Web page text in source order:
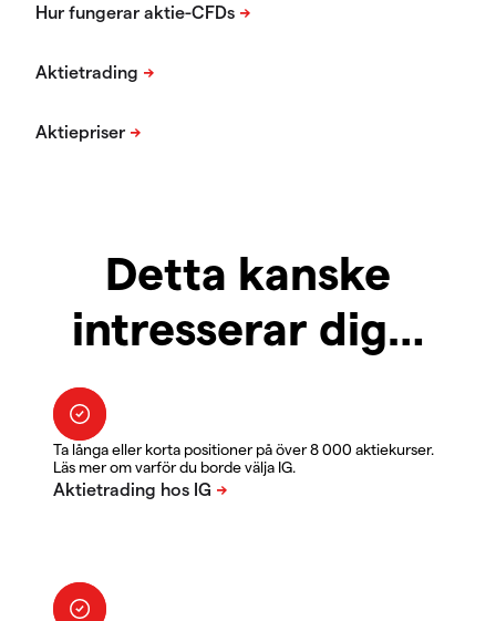
Detta kanske
intresserar dig…
Ta långa eller korta positioner på över 8 000 aktiekurser.
Läs mer om varför du borde välja IG.